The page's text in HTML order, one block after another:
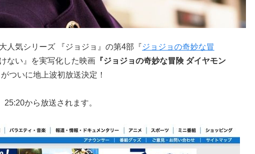
人気シリーズ 『ジョジョ』の第4部『ジョジョの奇妙な冒
ない』を実写化した映画 『ジョジョの奇妙な冒険 ダイヤモン
がついに地上波初放送決定！
から放送されます。